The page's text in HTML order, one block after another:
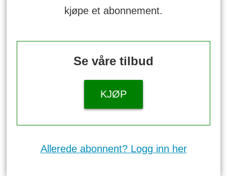
kjøpe et abonnement.
Se våre tilbud
KJØP
Allerede abonnent? Logg inn her